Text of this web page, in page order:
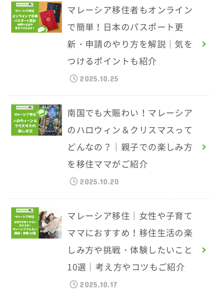
マレーシア移住者もオンライン
で簡単！日本のパスポート更
新・申請のやり方を解説｜気を
つけるポイントも紹介
2025.10.25
南国でも大賑わい！マレーシア
のハロウィン＆クリスマスって
どんなの？｜親子での楽しみ方
を移住ママがご紹介
2025.10.20
マレーシア移住｜女性や子育て
ママにおすすめ！移住生活の楽
しみ方や挑戦・体験したいこと
10選｜考え方やコツもご紹介
2025.10.17